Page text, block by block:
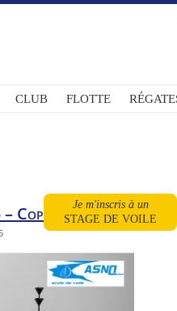
CLUB FLOTTE
Je m'inscris à un
STAGE DE VOILE
Copie